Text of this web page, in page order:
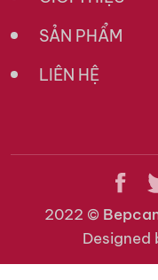
SẢN PHẨM
LIÊN HỆ
2022 ©
Designed